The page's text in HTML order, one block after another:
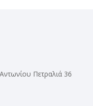
Πετραλιά 36